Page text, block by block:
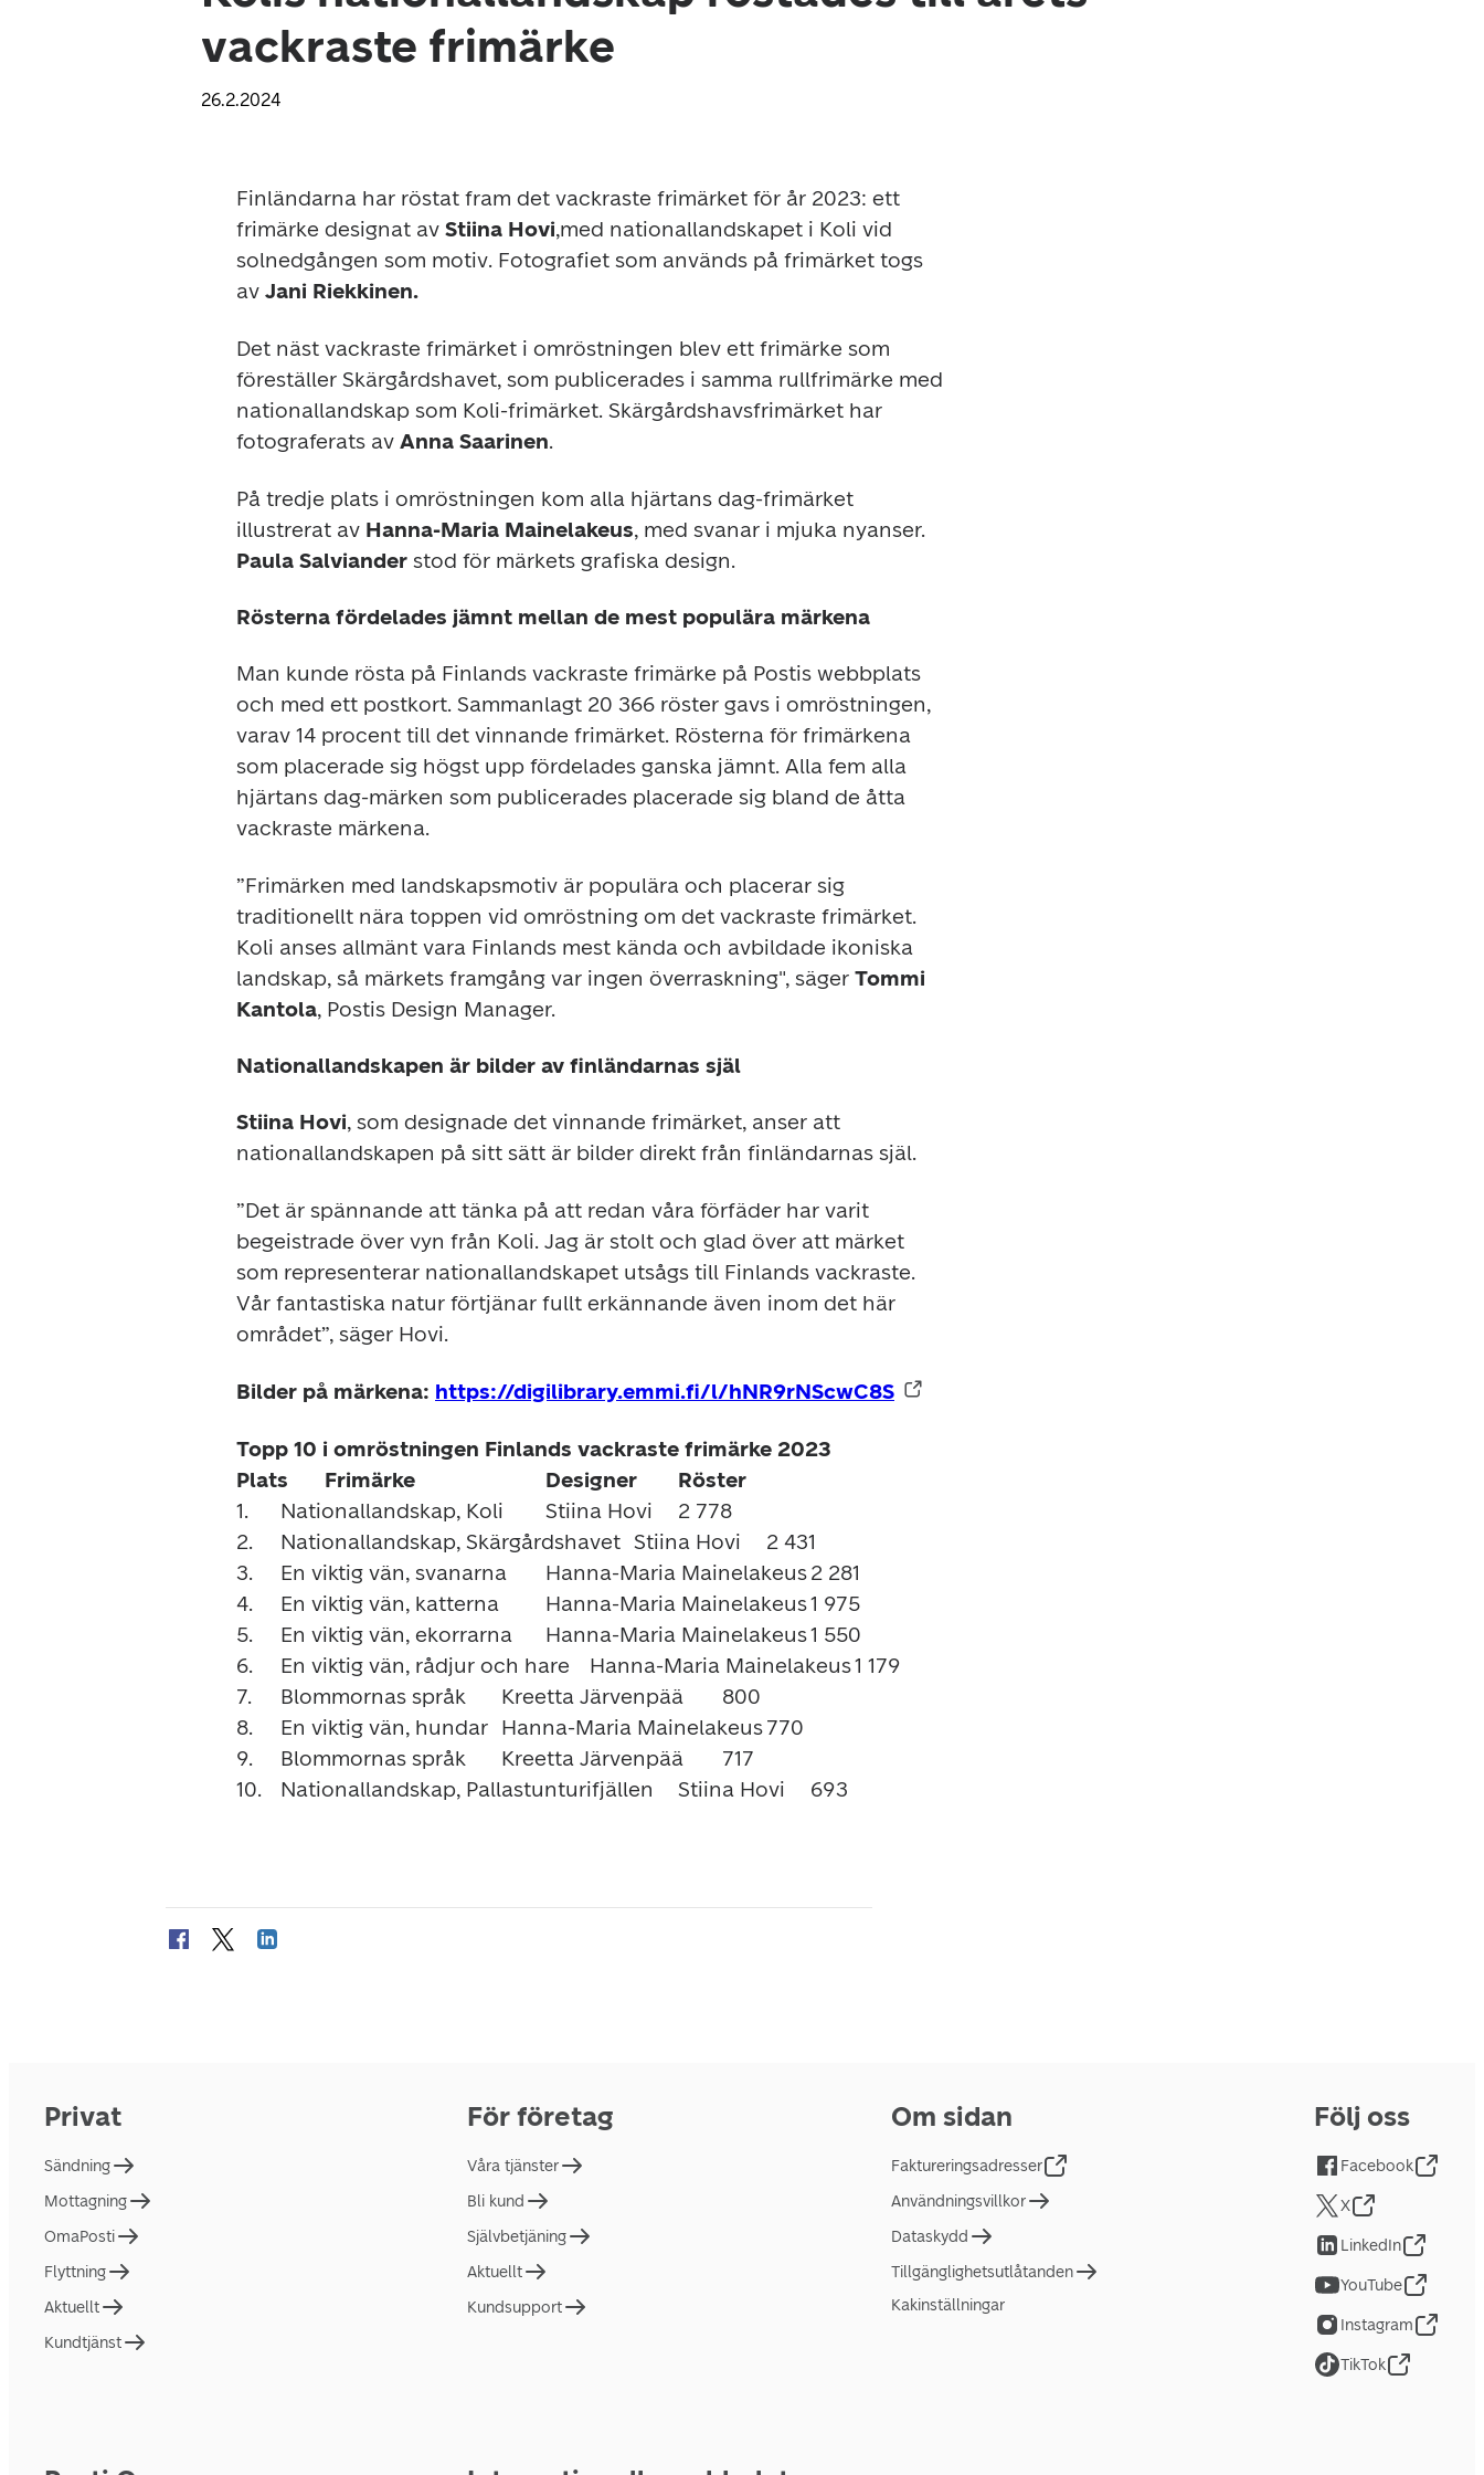
vackraste frimärke
26.2.2024
Finländarna har röstat fram det vackraste frimärket för år 2023: ett
frimärke designat av Stiina Hovi,med nationallandskapet i Koli vid
solnedgången som motiv. Fotografiet som används på frimärket togs
av Jani Riekkinen.
Det näst vackraste frimärket i omröstningen blev ett frimärke som
föreställer Skärgårdshavet, som publicerades i samma rullfrimärke med
nationallandskap som Koli-frimärket. Skärgårdshavsfrimärket har
fotograferats av Anna Saarinen.
På tredje plats i omröstningen kom alla hjärtans dag-frimärket
illustrerat av Hanna-Maria Mainelakeus
Paula Salviander stod för märkets grafiska design.
Rösterna fördelades jämnt mellan de mest populära märkena
Man kunde rösta på Finlands vackraste frimärke på Postis webbplats
och med ett postkort. Sammanlagt 20 366 röster gavs i omröstningen,
varav 14 procent till det vinnande frimärket. Rösterna för frimärkena
som placerade sig högst upp fördelades ganska jämnt. Alla fem alla
hjärtans dag-märken som publicerades placerade sig bland de åtta
vackraste märkena.
”Frimärken med landskapsmotiv är populära och placerar sig
traditionellt nära toppen vid omröstning om det vackraste frimärket.
Koli anses allmänt vara Finlands mest kända och avbildade ikoniska
landskap, så märkets framgång var ingen överraskning", säger Tommi
Kantola, Postis Design Manager.
Nationallandskapen är bilder av finländarnas själ
Stiina Hovi, som designade det vinnande frimärket, anser att
nationallandskapen på sitt sätt är bilder direkt från finländarnas själ.
”Det är spännande att tänka på att redan våra förfäder har varit
begeistrade över vyn från Koli. Jag är stolt och glad över att märket
som representerar nationallandskapet utsågs till Finlands vackraste.
Vår fantastiska natur förtjänar fullt erkännande även inom det här
området”, säger Hovi.
Bilder på märkena: https://digilibrary.emmi.fi/l/hNR9rNScwC8S
Topp 10 i omröstningen Finlands vackraste frimärke 2023
1.	Nationallandskap, Koli	Stiina Hovi	2 778
2.	Nationallandskap, Skärgårdshavet	Stiina Hovi	2 431
3.	En viktig vän, svanarna	Hanna-Maria Mainelakeus	2 281
4.	En viktig vän, katterna	Hanna-Maria Mainelakeus	1 975
5.	En viktig vän, ekorrarna	Hanna-Maria Mainelakeus	1 550
6.	En viktig vän, rådjur och hare	Hanna-Maria Mainelakeus	1 179
7.	Blommornas språk	Kreetta Järvenpää	800
8.	En viktig vän, hundar	Hanna-Maria Mainelakeus	770
9.	Blommornas språk	Kreetta Järvenpää	717
10.	Nationallandskap, Pallastunturifjällen	Stiina Hovi	693
Privat
Sändning
Mottagning
OmaPosti
Flyttning
Aktuellt
Kundtjänst
För företag
Våra tjänster
Bli kund
Självbetjäning
Aktuellt
Kundsupport
Om sidan
Faktureringsadresser
Användningsvillkor
Dataskydd
Tillgänglighetsutlåtanden
Kakinställningar
Följ oss
Facebook
X
LinkedIn
YouTube
Instagram
TikTok